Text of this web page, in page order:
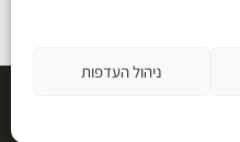
ניהול העדפות